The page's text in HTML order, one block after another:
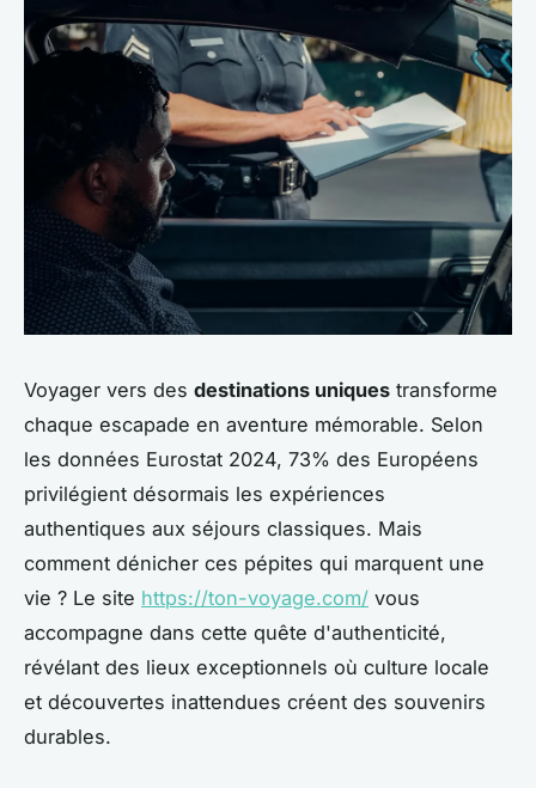
Voyager vers des destinations uniques transforme
chaque escapade en aventure mémorable. Selon
les données Eurostat 2024, 73% des Européens
privilégient désormais les expériences
authentiques aux séjours classiques. Mais
comment dénicher ces pépites qui marquent une
vie ? Le site https://ton-voyage.com/ vous
accompagne dans cette quête d'authenticité,
révélant des lieux exceptionnels où culture locale
et découvertes inattendues créent des souvenirs
durables.